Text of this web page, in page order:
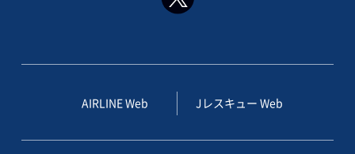
AIRLINE Web Jレスキュー Web